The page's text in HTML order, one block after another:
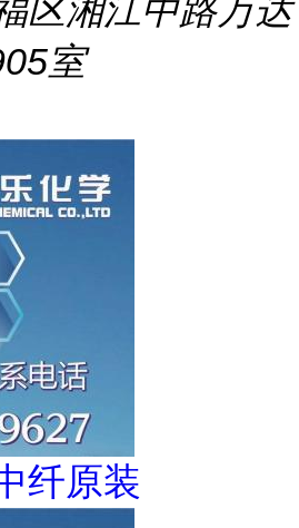
区湘江中路万达
室
纤原装